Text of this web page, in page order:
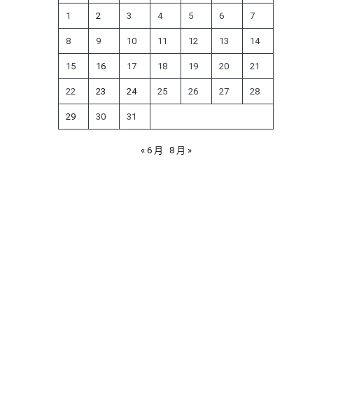
1 2 3 4 5 6 7
8 9 10 11 12 13 14
15 16 17 18 19 20 21
22 23 24 25 26 27 28
29 30 31
« 6 月 8 月 »